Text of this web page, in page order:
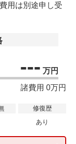
用は別途申し受
--- 万円
諸費用 0万円
修復歴
あり